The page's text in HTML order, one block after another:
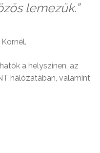
lemezük.”
a helyszínen, az
hálózatában, valamint